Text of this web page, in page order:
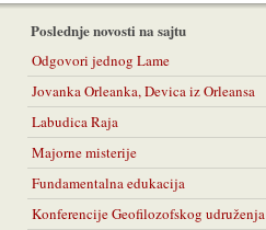
Poslednje novosti na sajtu
Odgovori jednog Lame
Jovanka Orleanka, Devica iz Orleansa
Labudica Raja
Majorne misterije
Fundamentalna edukacija
Konferencije Geofilozofskog udruženja